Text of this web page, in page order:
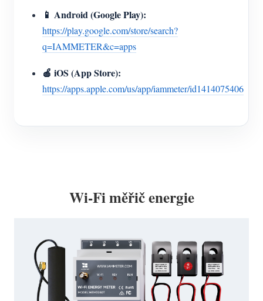
📱 Android (Google Play):
https://play.google.com/store/search?
q=IAMMETER&c=apps
🍎 iOS (App Store):
https://apps.apple.com/us/app/iammeter/id1414075406
Wi-Fi měřič energie